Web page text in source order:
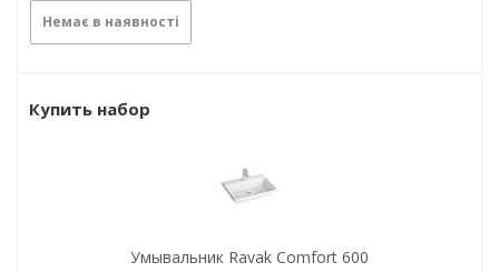
Немає в наявності
Купить набор
Умывальник Ravak Comfort 600